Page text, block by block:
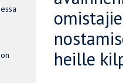
heille